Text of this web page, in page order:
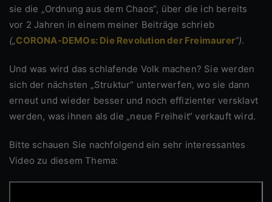
sie die „Ordnung aus dem Chaos“, über die ich bereits
vor 2 Jahren in einem meiner Beiträge schrieb
(„CORONA-DEMOs: Die Revolution der Freimaurer“).
Und was wird das schlafende Volk machen? Sie werden
sich der nächsten „Struktur“ unterwerfen, wo sie dann
erneut und wieder besser und noch effizienter versklavt
werden, was ihnen als die „neue Freiheit“ verkauft wird.
Bitte schauen Sie nachfolgend ein sehr interessantes
Video zu diesem Thema: